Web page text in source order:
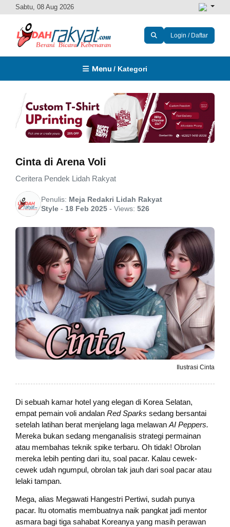
Sabtu, 08 Aug 2026
Login / Daftar
Menu / Kategori
Cinta di Arena Voli
Ceritera Pendek Lidah Rakyat
Penulis: Meja Redakri Lidah Rakyat
Style - 18 Feb 2025 - Views: 526
Ilustrasi Cinta
Di sebuah kamar hotel yang elegan di Korea Selatan,
empat pemain voli andalan Red Sparks sedang bersantai
setelah latihan berat menjelang laga melawanAI Peppers.
Mereka bukan sedang menganalisis strategi permainan
atau membahas teknik spike terbaru. Oh tidak! Obrolan
mereka lebih penting dari itu, soal pacar. Kalau cewek-
cewek udah ngumpul, obrolan tak jauh dari soal pacar atau
lelaki tampan.
Mega, alias Megawati Hangestri Pertiwi, sudah punya
pacar. Itu otomatis membuatnya naik pangkat jadi mentor
asmara bagi tiga sahabat Koreanya yang masih perawan